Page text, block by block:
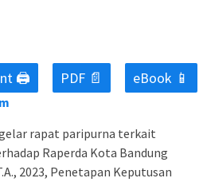
🖨 PDF 📄 eBook 📱
rapat paripurna terkait
Raperda Kota Bandung
2023, Penetapan Keputusan